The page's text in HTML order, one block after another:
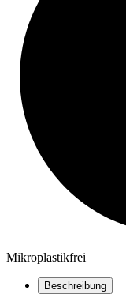
Mikroplastikfrei
Beschreibung